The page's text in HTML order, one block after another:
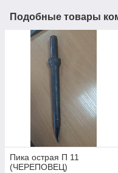
Подобные товары
Пика острая П 11
(ЧЕРЕПОВЕЦ)